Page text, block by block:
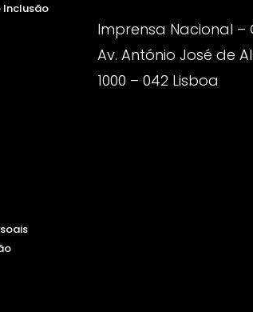
Inclusão
Imprensa Nacional –
Av. António José de
1000 – 042 Lisboa